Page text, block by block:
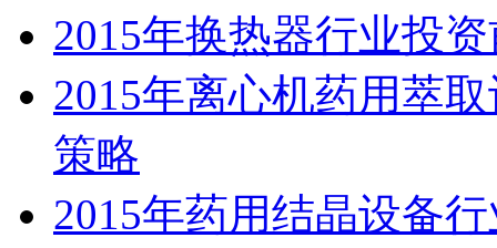
2015年换热器行业投
2015年离心机药用萃
策略
2015年药用结晶设备